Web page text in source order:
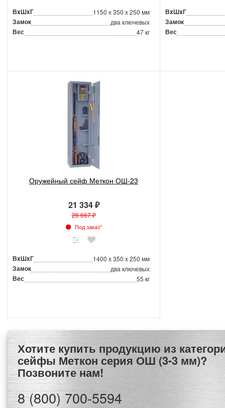
ВxШxГ 1150 x 350 x 250 мм
Замок два ключевых
Вес 47 кг
ВxШxГ
Замок
Вес
Оружейный сейф Меткон ОШ-23
21 334 ₽
26 667 ₽
Под заказ*
ВxШxГ 1400 x 350 x 250 мм
Замок два ключевых
Вес 55 кг
Хотите купить продукцию из категории Оружейные
сейфы Меткон серия ОШ (3-3 мм)?
Позвоните нам!
8 (800) 700-5594